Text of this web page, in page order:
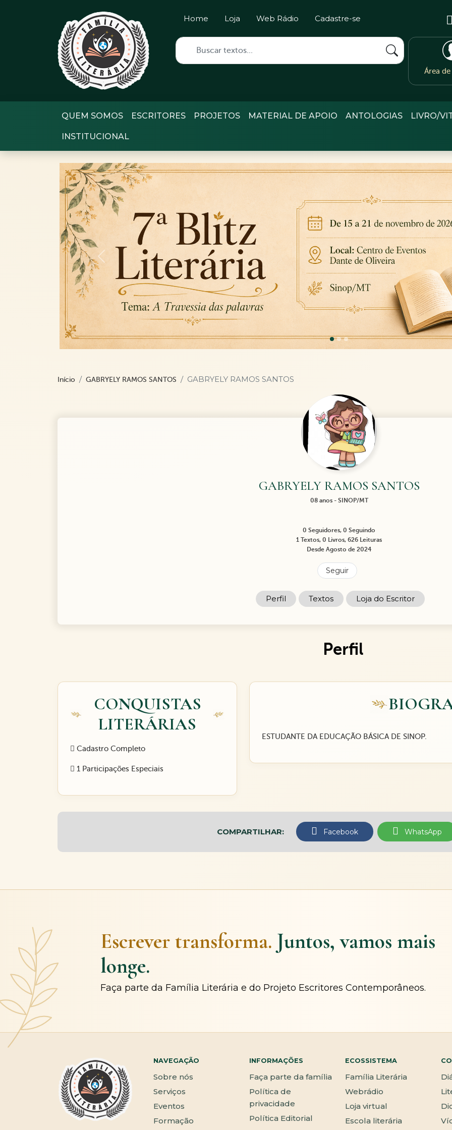
Home Loja Web Rádio Cadastre-se
Área
QUEM SOMOS ESCRITORES PROJETOS MATERIAL DE APOIO ANTOLOGIAS LIVRO/
INSTITUCIONAL
Previous
Início GABRYELY RAMOS SANTOS GABRYELY RAMOS SANTOS
GABRYELY RAMOS SANTOS
08 anos - SINOP/MT
0 Seguidores, 0 Seguindo
1 Textos, 0 Livros, 626 Leituras
Desde Agosto de 2024
Seguir
Perfil Textos Loja do Escritor
Perfil
CONQUISTAS
LITERÁRIAS
Cadastro Completo
1 Participações Especiais
ESTUDANTE DA EDUCAÇÃO BÁSICA DE SINOP.
COMPARTILHAR: Facebook WhatsApp
Escrever transforma. Juntos, vamos mais
longe.
Faça parte da Família Literária e do Projeto Escritores Contemporâneos.
NAVEGAÇÃO
Sobre nós
Serviços
Eventos
Formação
INFORMAÇÕES
Faça parte da família
Política de
privacidade
Política Editorial
ECOSSISTEMA
Família Literária
Webrádio
Loja virtual
Escola literária